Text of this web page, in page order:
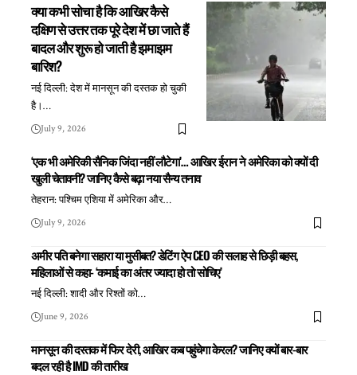
क्या कभी सोचा है कि आखिर कैसे
दक्षिण से उत्तर तक पूरे देश में छा जाते हैं
बादल और शुरू हो जाती है झमाझम
बारिश?
नई दिल्ली: देश में मानसून की दस्तक हो चुकी
है।…
July 9, 2026
‘एक भी अमेरिकी सैनिक जिंदा नहीं लौटेगा’… आखिर ईरान ने अमेरिका को क्यों दी
खुली चेतावनी? जानिए कैसे बढ़ा नया सैन्य तनाव
तेहरान: पश्चिम एशिया में अमेरिका और…
July 9, 2026
अमीर पति बनेगा सहारा या मुसीबत? डेटिंग ऐप CEO की सलाह से छिड़ी बहस,
महिलाओं से कहा- ‘कमाई का अंतर ज्यादा हो तो सोचिए’
नई दिल्ली: शादी और रिश्तों को…
June 9, 2026
मानसून की दस्तक में फिर देरी, आखिर कब पहुंचेगा केरल? जानिए क्यों बार-बार
बदल रही है IMD की तारीख